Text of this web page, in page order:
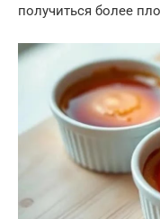
получиться более